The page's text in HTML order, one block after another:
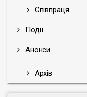
Співпраця
Події
Анонси
Архів